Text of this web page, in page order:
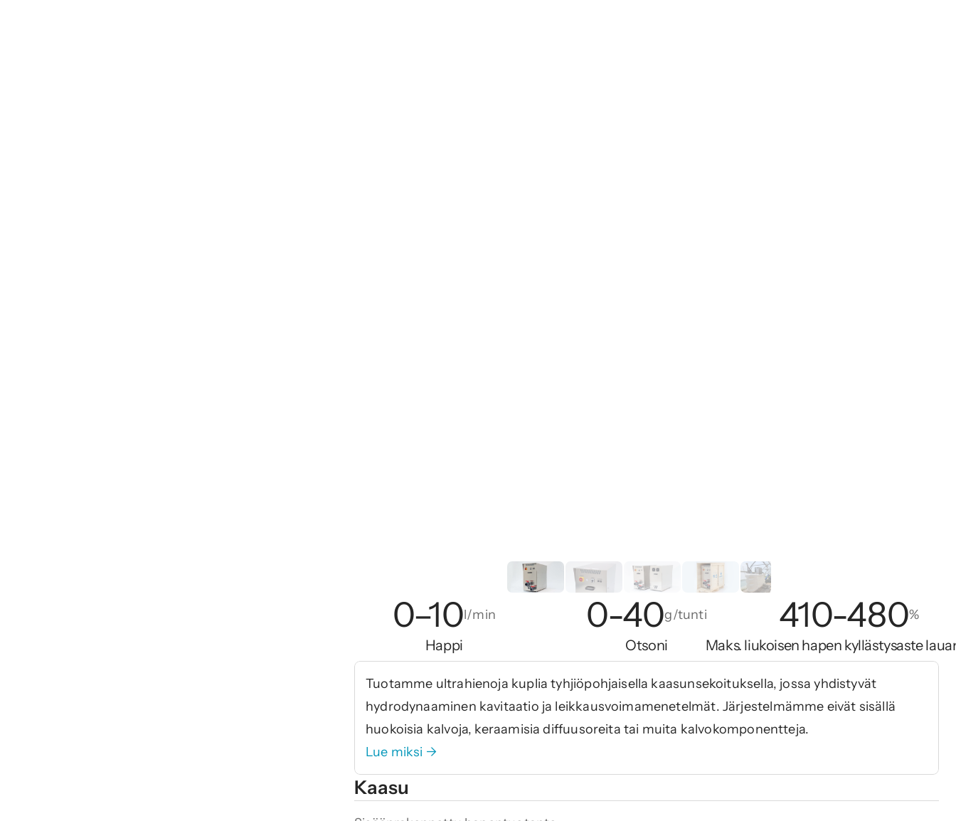
0–10l/min
Happi
0-40g/tunti
Otsoni
410-480%
Maks. liukoisen hapen kyllästysaste
Tuotamme ultrahienoja kuplia tyhjiöpohjaisella kaasunsekoituksella, jossa yhdistyvät
hydrodynaaminen kavitaatio ja leikkausvoimamenetelmät. Järjestelmämme eivät sisällä
huokoisia kalvoja, keraamisia diffuusoreita tai muita kalvokomponentteja.
Lue miksi →
Kaasu